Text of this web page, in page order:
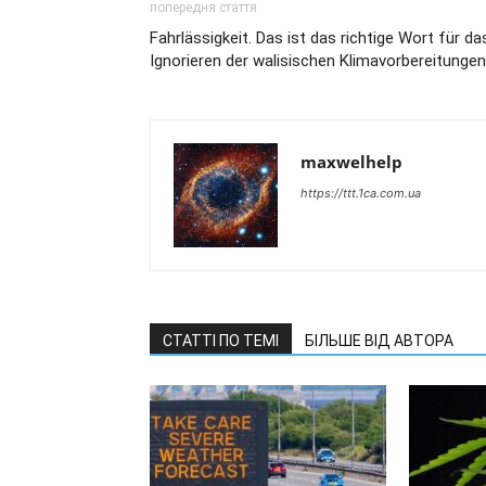
попередня стаття
Fahrlässigkeit. Das ist das richtige Wort für
Ignorieren der walisischen
maxwelhelp
https://ttt.1ca.com.ua
СТАТТІ ПО ТЕМІ БІЛЬШЕ ВІД АВТОРА